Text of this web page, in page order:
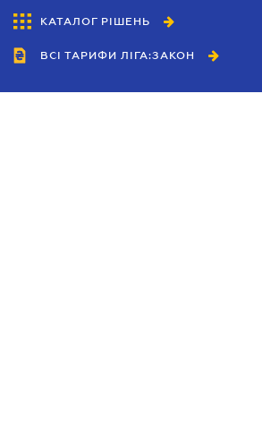
КАТАЛОГ РІШЕНЬ
ВСІ ТАРИФИ ЛІГА:ЗАКОН